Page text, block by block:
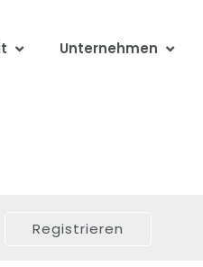
Unternehmen
Registrieren